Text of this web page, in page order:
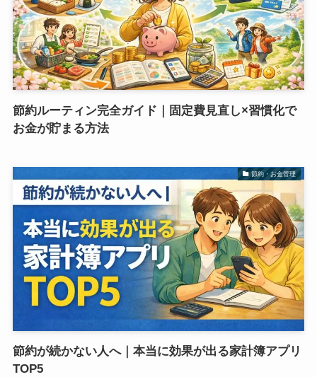
節約ルーティン完全ガイド｜固定費見直し×習慣化で
お金が貯まる方法
節約・お金管理
節約が続かない人へ｜本当に効果が出る家計簿アプリ
TOP5